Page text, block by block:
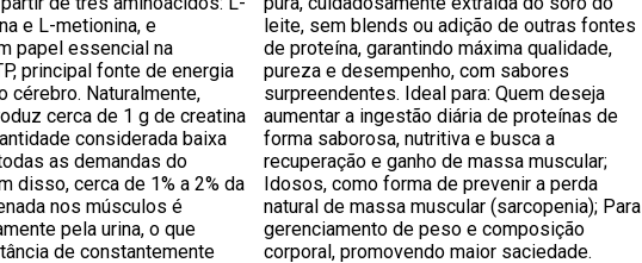
e L-metionina, e
papel essencial na
principal fonte de energia
cérebro. Naturalmente,
cerca de 1 g de creatina
considerada baixa
as demandas do
disso, cerca de 1% a 2% da
nos músculos é
pela urina, o que
de constantemente
leite, sem blends ou adição de outras fontes
de proteína, garantindo máxima qualidade,
pureza e desempenho, com sabores
surpreendentes. Ideal para: Quem deseja
aumentar a ingestão diária de proteínas de
forma saborosa, nutritiva e busca a
recuperação e ganho de massa muscular;
Idosos, como forma de prevenir a perda
natural de massa muscular (sarcopenia); Para
gerenciamento de peso e composição
corporal, promovendo maior saciedade.